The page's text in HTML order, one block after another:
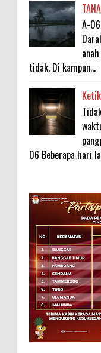
A-
tidak. Di kampun...
06 Beberapa hari